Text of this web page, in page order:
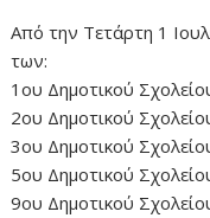
Από την Τετάρτη 1
των:
1ου Δημοτικού
2ου Δημοτικού
3ου Δημοτικού
5ου Δημοτικού
9ου Δημοτικού